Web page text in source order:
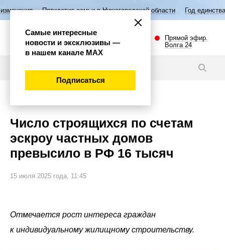
семьи в Нижегородской области Год единства народов
Прямой эфир.
Волга 24
Число строящихся по счетам
эскроу частных домов
превысило в РФ 16 тысяч
15 июля 2025 года, 11:45
Отмечается рост интереса граждан
к индивидуальному жилищному строительству.
Самые интересные
новости и эксклюзивы —
в нашем канале МАХ
Подписаться